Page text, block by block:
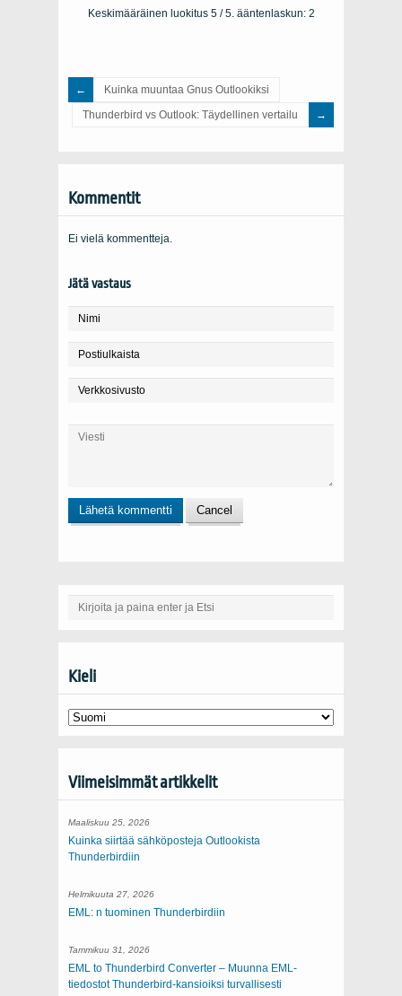
Keskimääräinen luokitus 5/ 5. ääntenlaskun: 2
Kuinka muuntaa Gnus Outlookiksi
Thunderbird vs Outlook: Täydellinen vertailu
Kommentit
Ei vielä kommentteja.
Jätä vastaus
Kieli
Viimeisimmät artikkelit
Maaliskuu 25, 2026
Kuinka siirtää sähköposteja Outlookista
Thunderbirdiin
Helmikuuta 27, 2026
EML: n tuominen Thunderbirdiin
Tammikuu 31, 2026
EML to Thunderbird Converter – Muunna EML-
tiedostot Thunderbird-kansioiksi turvallisesti